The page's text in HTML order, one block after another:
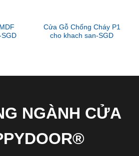
Cửa Gỗ Chống Cháy P1
cho khach san-SGD
NGÀNH CỬA